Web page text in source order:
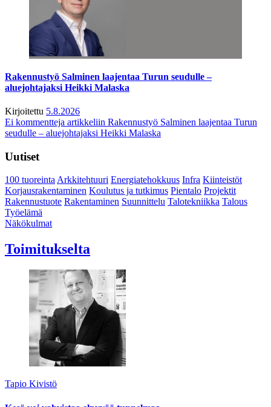
Rakennustyö Salminen laajentaa Turun seudulle –
aluejohtajaksi Heikki Malaska
Kirjoitettu 5.8.2026
Ei kommentteja artikkeliin Rakennustyö Salminen laajentaa Turun
seudulle – aluejohtajaksi Heikki Malaska
Uutiset
100 tuoreintaArkkitehtuuri Energiatehokkuus Infra Kiinteistöt
Korjausrakentaminen Koulutus ja tutkimus Pientalo Projektit
Rakennustuote Rakentaminen Suunnittelu Talotekniikka Talous
Työelämä
Näkökulmat
Toimitukselta
Tapio Kivistö